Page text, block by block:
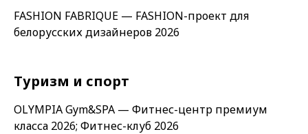
FASHION FABRIQUE — FASHION-проект для
белорусских дизайнеров 2026
Туризм и спорт
OLYMPIA Gym&SPA — Фитнес-центр премиум
класса 2026; Фитнес-клуб 2026